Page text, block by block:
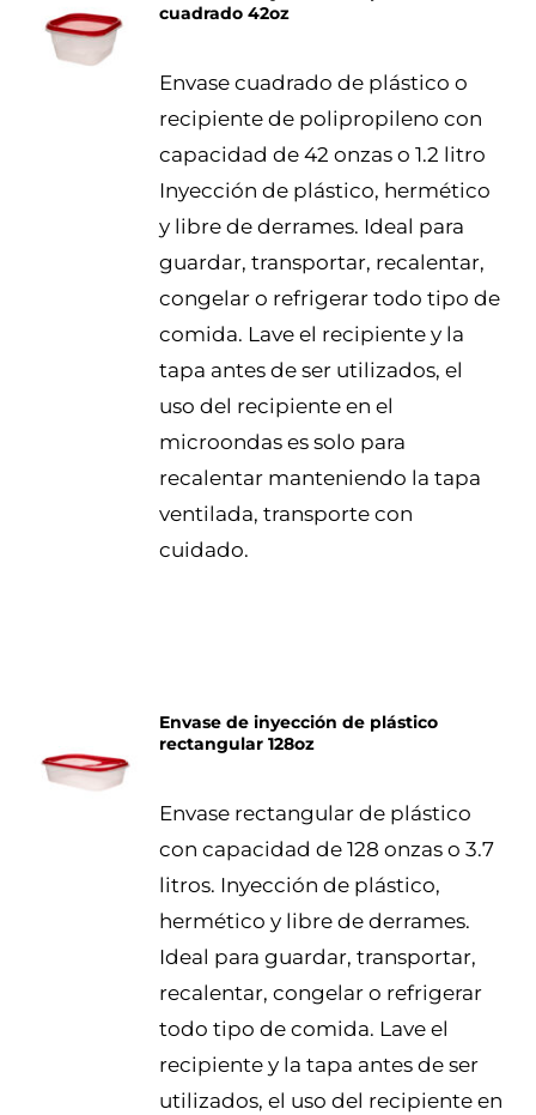
DETALLES
cuadrado 42oz
Envase cuadrado de plástico o
recipiente de polipropileno con
capacidad de 42 onzas o 1.2 litro
Inyección de plástico, hermético
y libre de derrames. Ideal para
guardar, transportar, recalentar,
congelar o refrigerar todo tipo de
comida. Lave el recipiente y la
tapa antes de ser utilizados, el
uso del recipiente en el
microondas es solo para
recalentar manteniendo la tapa
ventilada, transporte con
cuidado.
DETALLES
Envase de inyección de plástico
rectangular 128oz
Envase rectangular de plástico
con capacidad de 128 onzas o 3.7
litros. Inyección de plástico,
hermético y libre de derrames.
Ideal para guardar, transportar,
recalentar, congelar o refrigerar
todo tipo de comida. Lave el
recipiente y la tapa antes de ser
utilizados, el uso del recipiente en